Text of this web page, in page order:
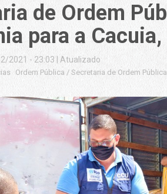
de Ordem
para a
2021 - 23:03 Atualizado
Ordem Pública / Secretaria de Ordem